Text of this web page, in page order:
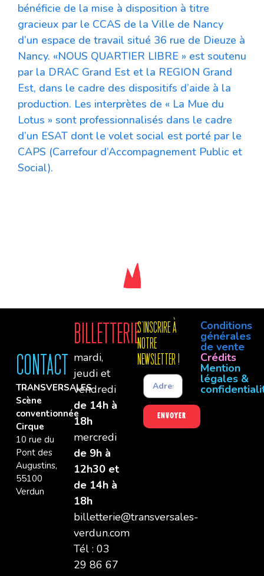
bénéficie de la mise à disposition à titre
gracieux par le CCAS de la Ville de Nancy
d’un espace de travail situé 36 rue de Dieuze à
Nancy. «NOUS QUARTIER LIBRE » est soutenu
par la DRAC Grand Est et la REGION Grand
Est, dans le cadre des dispositifs d’aide à la
production. Les interprètes de « La Mue du
Lotus » sont professionnalisés dans le cadre
d’un ESAT dont le volet social est porté par le
CAPS (Carrefour d’Accompagnement Public et
Social).
Contact
TRANSVERSALES
Scène
conventionnée
Cirque
10 rue du
Pont des
Augustins,
55100
Verdun
Billetterie
mardi,
jeudi et
vendredi
de 14h à
18h
mercredi
de 9h à
12h30 et
de 14h à
18h
billetterie@transversales-
verdun.com
Tél : 03
29 86 67
S'INSCRIre à
notre
newsletter !
Envoyer
Conditions
générales
de vente
Crédits
Mention
légales &